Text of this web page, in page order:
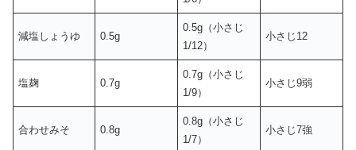
減塩しょうゆ 0.5g
0.5g（小さじ
1/12）
小さじ12
塩麹 0.7g
0.7g（小さじ
1/9）
小さじ9弱
合わせみそ 0.8g
0.8g（小さじ
1/7）
小さじ7強